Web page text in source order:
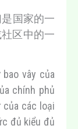
国家的一
区中的一
vây của
chính phủ
của các loại
đủ kiểu đủ